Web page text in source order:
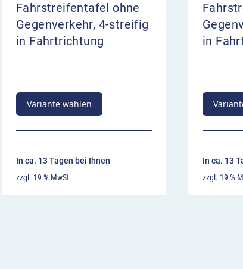
Fahrstreifentafel ohne
Gegenverkehr, 4-streifig
in Fahrtrichtung
Variante wählen
In ca. 13 Tagen bei Ihnen
zzgl. 19 % MwSt.
in
In ca. 13
zzgl. 19 %